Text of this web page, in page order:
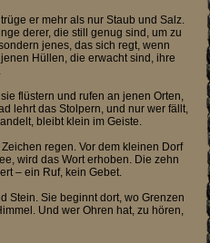
er mehr als nur Staub und Salz.
derer, die still genug sind, um zu
jenes, das sich regt, wenn
Hüllen, die erwacht sind, ihre
flüstern und rufen an jenen Orten,
lehrt das Stolpern, und nur wer fällt,
bleibt klein im Geiste.
regen. Vor dem kleinen Dorf
wird das Wort erhoben. Die zehn
– ein Ruf, kein Gebet.
Stein. Sie beginnt dort, wo Grenzen
Und wer Ohren hat, zu hören,